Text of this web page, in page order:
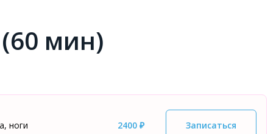
мин)
ноги 2400 ₽ Записаться